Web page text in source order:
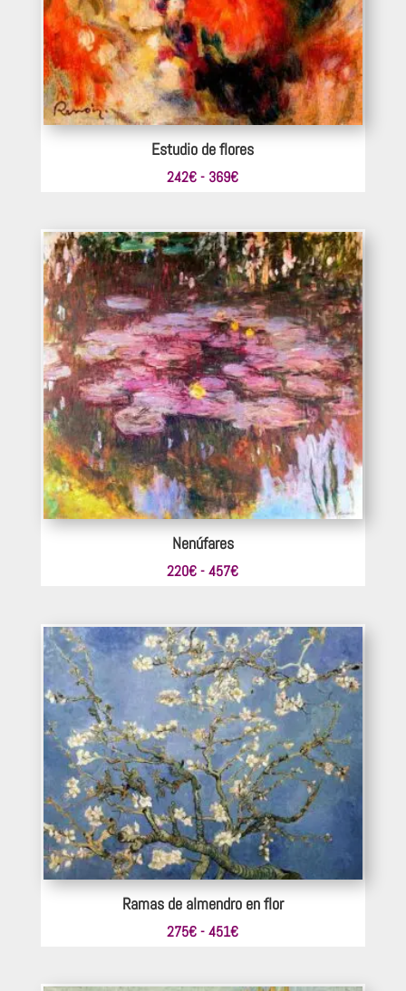
Estudio de flores
242€ - 369€Rango
desde
242€
hasta
369€
Nenúfares
220€ - 457€Rango
desde
220€
hasta
457€
Ramas de almendro en flor
275€ - 451€Rango